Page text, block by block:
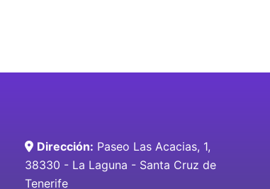
Dirección: Paseo Las Acacias, 1,
38330 - La Laguna - Santa Cruz de
Tenerife